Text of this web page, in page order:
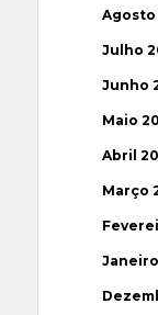
Agosto
Julho
Junho
Maio
Abril
Março